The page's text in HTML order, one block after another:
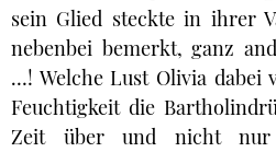
sein Glied steckte in ihrer
nebenbei bemerkt, ganz
…! Welche Lust Olivia dabei
Feuchtigkeit die
Zeit über und nicht nur